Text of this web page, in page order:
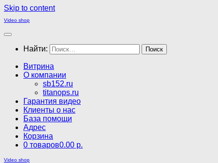
Skip to content
Video shop
Найти:
Витрина
О компании
sb152.ru
titanops.ru
Гарантия видео
Клиенты о нас
База помощи
Адрес
Корзина
0 товаров0.00 р.
Video shop